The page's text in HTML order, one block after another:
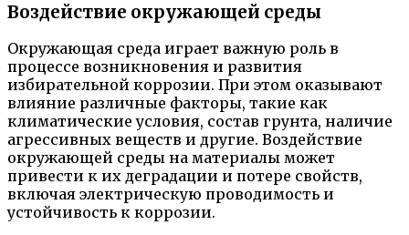
Воздействие окружающей среды
Окружающая среда играет важную роль в
процессе возникновения и развития
избирательной коррозии. При этом оказывают
влияние различные факторы, такие как
климатические условия, состав грунта, наличие
агрессивных веществ и другие. Воздействие
окружающей среды на материалы может
привести к их деградации и потере свойств,
включая электрическую проводимость и
устойчивость к коррозии.